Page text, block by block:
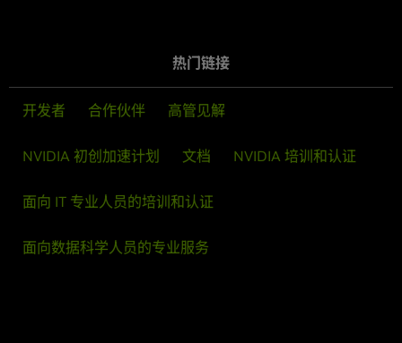
热门链接
开发者 合作伙伴 高管见解
NVIDIA 初创加速计划 文档 NVIDIA 培训和认证
面向 IT 专业人员的培训和认证
面向数据科学人员的专业服务